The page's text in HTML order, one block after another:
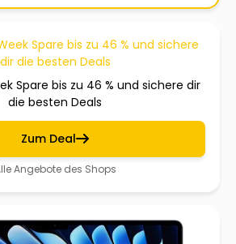
Spare bis zu 46 % und sichere dir
die besten Deals
Zum Deal
Angebote des Shops